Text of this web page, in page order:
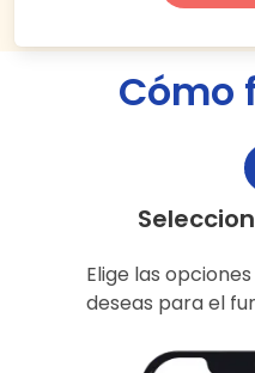
Cómo
Elige las
deseas para el